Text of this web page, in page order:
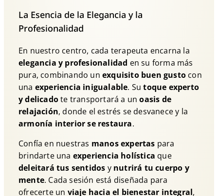
La Esencia de la Elegancia y la
Profesionalidad
En nuestro centro, cada terapeuta encarna la
elegancia y profesionalidad en su forma más
pura, combinando un exquisito buen gusto con
una experiencia inigualable. Sutoque experto
y delicadote transportará a unoasis de
relajación, donde el estrés se desvanece y la
armonía interior se restaura.
Confía en nuestras manos expertas para
brindarte una experiencia holística que
deleitará tus sentidos y nutrirá tu cuerpo y
mente. Cada sesión está diseñada para
ofrecerte un viaje hacia el bienestar integral,